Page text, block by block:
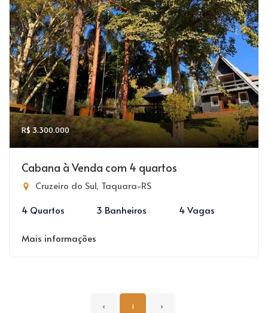
R$ 3.300.000
Cabana à Venda com 4 quartos
Cruzeiro do Sul, Taquara-RS
4 Quartos
3 Banheiros 4 Vagas
Mais informações
‹ 1 ›